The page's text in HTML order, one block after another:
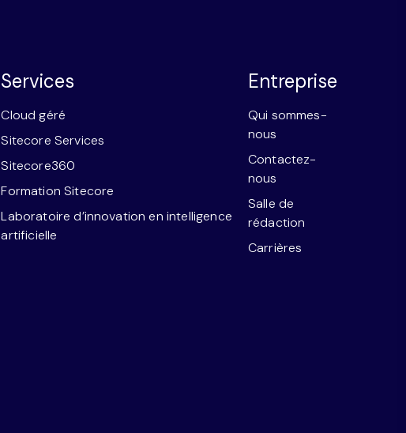
Services
Cloud géré
Sitecore Services
Sitecore360
Formation Sitecore
Laboratoire d’innovation en intelligence
artificielle
Entreprise
Qui sommes-
nous
Contactez-
nous
Salle de
rédaction
Carrières